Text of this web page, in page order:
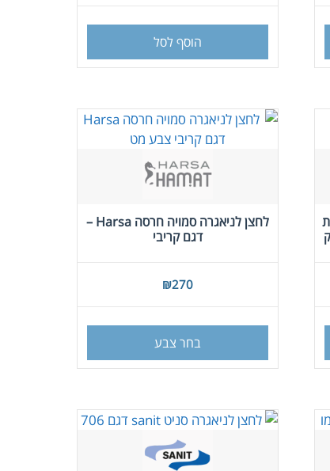
למוצר
יש
המוצר
הוסף לסל
לחצן לניאגרה סמויה חרסה Harsa –
דגם קריבי
₪270
בחר צבע
למוצר
יש
ניתן